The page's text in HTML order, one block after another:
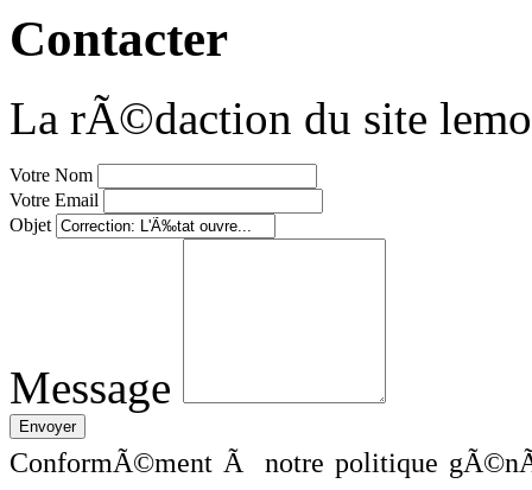
Contacter
La rÃ©daction du site
Votre Nom
Votre Email
Objet
Message
ConformÃ©ment Ã notre politique